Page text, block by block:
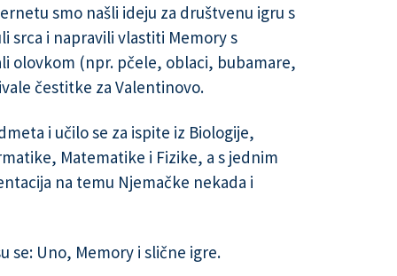
smo našli ideju za društvenu igru s
srca i napravili vlastiti Memory s
olovkom (npr. pčele, oblaci, bubamare,
čestitke za Valentinovo.
i učilo se za ispite iz Biologije,
Matematike i Fizike, a s jednim
na temu Njemačke nekada i
se: Uno, Memory i slične igre.